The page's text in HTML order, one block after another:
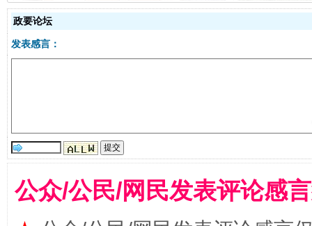
政要论坛
发表感言：
公众/公民/网民发表评论感